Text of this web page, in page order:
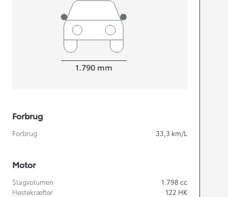
1.790 mm
Forbrug
Forbrug 33,3 km/L
Motor
Slagvolumen 1.798 cc
Hestekræfter
122 HK